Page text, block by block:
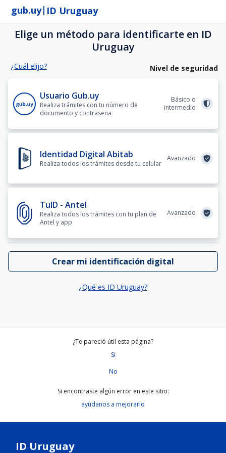
gub.uy| ID Uruguay
Elige un método para identificarte en ID
Uruguay
¿Cuál elijo? Nivel de seguridad
Usuario Gub.uy
Realiza trámites con tu número de
documento y contraseña
Básico o
intermedio
Identidad Digital Abitab
Realiza todos los trámites desde tu celular
Avanzado
TuID - Antel
Realiza todos los trámites con tu plan de
Antel y app
Avanzado
Crear mi identificación digital
¿Qué es ID Uruguay?
¿Te pareció útil esta página?
Si
No
Si encontraste algún error en este sitio:
ayúdanos a mejorarlo
ID Uruguay